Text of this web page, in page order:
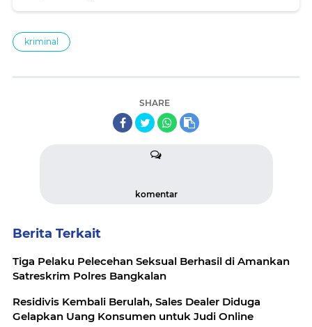
kriminal
SHARE
komentar
Berita Terkait
Tiga Pelaku Pelecehan Seksual Berhasil di Amankan
Satreskrim Polres Bangkalan
Residivis Kembali Berulah, Sales Dealer Diduga
Gelapkan Uang Konsumen untuk Judi Online